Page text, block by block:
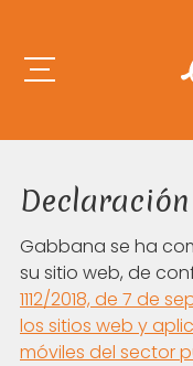
Gabbana se ha
su sitio web, de
1112/2018, de 7 de
los sitios web y
móviles del sector